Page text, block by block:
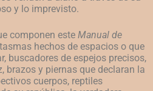
y lo imprevisto.
componen este Manual de
hechos de espacios o que
buscadores de espejos precisos,
brazos y piernas que declaran la
cuerpos, reptiles